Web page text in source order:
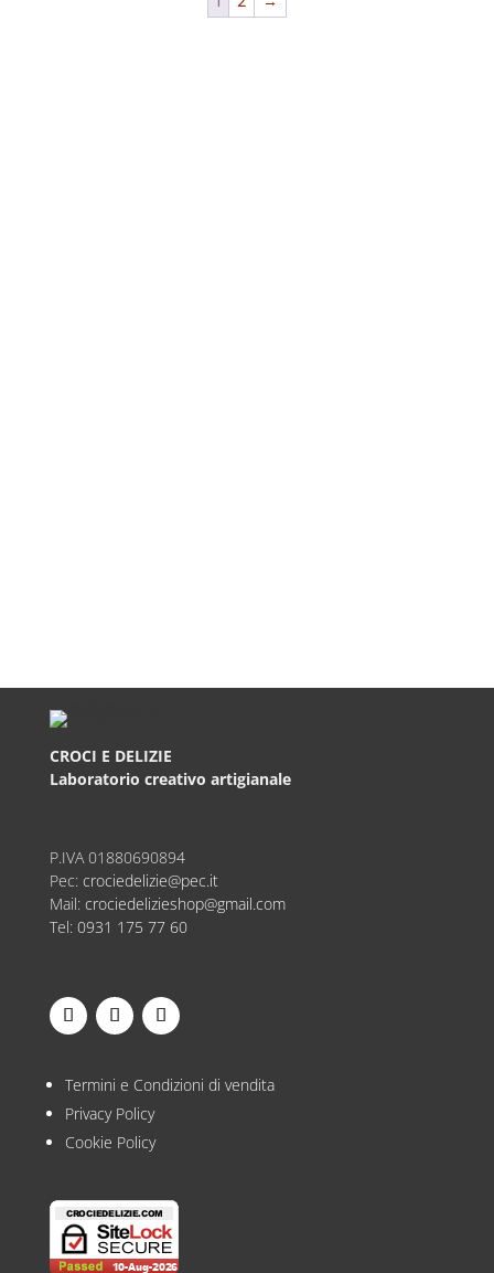
CROCI E DELIZIE
Laboratorio creativo artigianale
P.IVA01880690894
Pec: crociedelizie@pec.it
Mail: crociedelizieshop@gmail.com
Tel: 0931 175 77 60
Termini e Condizioni di vendita
Privacy Policy
Cookie Policy